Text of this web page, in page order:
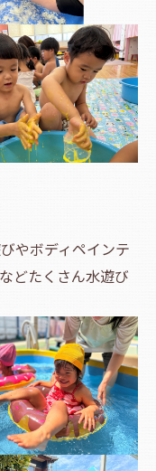
やボディペインテ
どたくさん水遊び